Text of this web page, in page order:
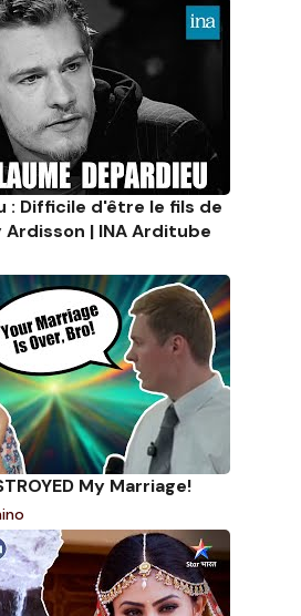
: Difficile d'être le fils de
| INA Arditube
My Marriage!